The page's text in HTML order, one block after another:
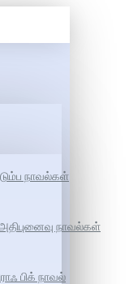
நாவல்கள்
நாவல்கள்
பிக் நாவல்